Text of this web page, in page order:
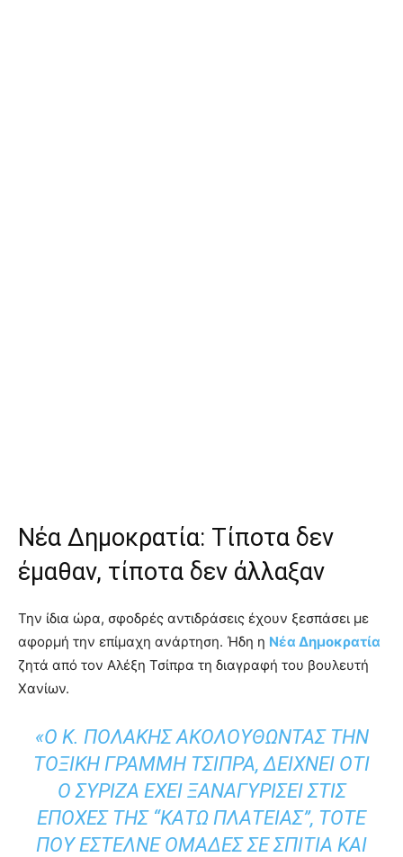
Nέα Δημοκρατία: Τίποτα δεν
έμαθαν, τίποτα δεν άλλαξαν
Την ίδια ώρα, σφοδρές αντιδράσεις έχουν ξεσπάσει με
αφορμή την επίμαχη ανάρτηση. Ήδη η Νέα Δημοκρατία
ζητά από τον Αλέξη Τσίπρα τη διαγραφή του βουλευτή
Χανίων.
«Ο Κ. ΠΟΛΆΚΗΣ ΑΚΟΛΟΥΘΏΝΤΑΣ ΤΗΝ
ΤΟΞΙΚΉ ΓΡΑΜΜΉ ΤΣΊΠΡΑ, ΔΕΊΧΝΕΙ ΌΤΙ
Ο ΣΥΡΙΖΑ ΈΧΕΙ ΞΑΝΑΓΥΡΊΣΕΙ ΣΤΙΣ
ΕΠΟΧΈΣ ΤΗΣ “ΚΆΤΩ ΠΛΑΤΕΊΑΣ”, ΤΌΤΕ
ΠΟΥ ΈΣΤΕΛΝΕ ΟΜΆΔΕΣ ΣΕ ΣΠΊΤΙΑ ΚΑΙ